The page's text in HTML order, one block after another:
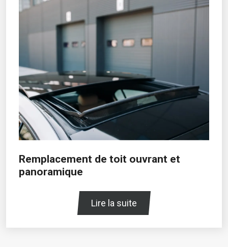
Remplacement de toit ouvrant et
panoramique
Lire la suite